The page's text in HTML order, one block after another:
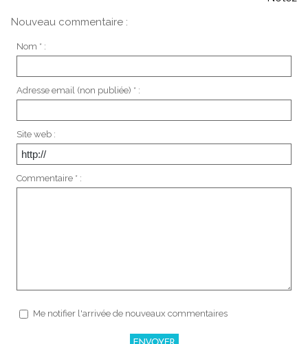
Nouveau commentaire :
Nom * :
Adresse email (non publiée) * :
Site web :
Commentaire * :
Me notifier l'arrivée de nouveaux commentaires